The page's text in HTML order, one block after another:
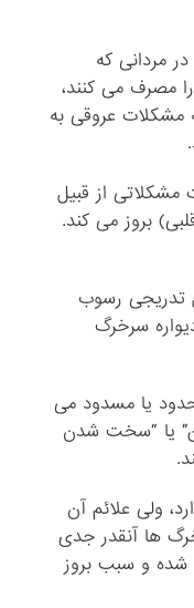
مردانی که
مصرف می کنند،
مشکلات عروقی به
از قبیل
بروز می کند.
تدریجی رسوب
سرخرگ
یا مسدود می
یا “سخت شدن
ولی علائم آن
ها آنقدر جدی
و سبب بروز